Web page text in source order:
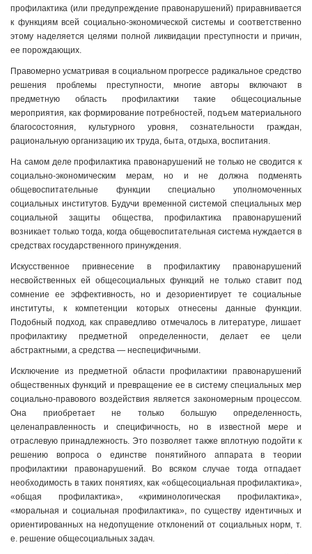
профилактика (или предупреждение правонарушений) приравнивается
к функциям всей социально-экономической системы и соответственно
этому наделяется целями полной ликвидации преступности и причин,
ее порождающих.
Правомерно усматривая в социальном прогрессе радикальное средство
решения проблемы преступности, многие авторы включают в
предметную область профилактики такие общесоциальные
мероприятия, как формирование потребностей, подъем материального
благосостояния, культурного уровня, сознательности граждан,
рациональную организацию их труда, быта, отдыха, воспитания.
На самом деле профилактика правонарушений не только не сводится к
социально-экономическим мерам, но и не должна подменять
общевоспитательные функции специально уполномоченных
социальных институтов. Будучи временной системой специальных мер
социальной защиты общества, профилактика правонарушений
возникает только тогда, когда общевоспитательная система нуждается в
средствах государственного принуждения.
Искусственное привнесение в профилактику правонарушений
несвойственных ей общесоциальных функций не только ставит под
сомнение ее эффективность, но и дезориентирует те социальные
институты, к компетенции которых отнесены данные функции.
Подобный подход, как справедливо отмечалось в литературе, лишает
профилактику предметной определенности, делает ее цели
абстрактными, а средства — неспецифичными.
Исключение из предметной области профилактики правонарушений
общественных функций и превращение ее в систему специальных мер
социально-правового воздействия является закономерным процессом.
Она приобретает не только большую определенность,
целенаправленность и специфичность, но в известной мере и
отраслевую принадлежность. Это позволяет также вплотную подойти к
решению вопроса о единстве понятийного аппарата в теории
профилактики правонарушений. Во всяком случае тогда отпадает
необходимость в таких понятиях, как «общесоциальная профилактика»,
«общая профилактика», «криминологическая профилактика»,
«моральная и социальная профилактика», по существу идентичных и
ориентированных на недопущение отклонений от социальных норм, т.
е. решение общесоциальных задач.